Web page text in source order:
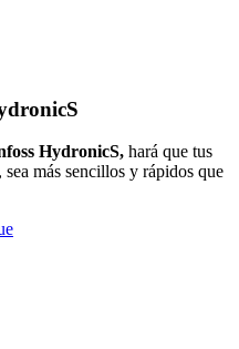
HydronicS, hará que tus
más sencillos y rápidos que